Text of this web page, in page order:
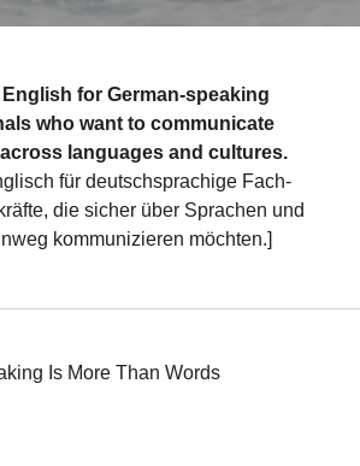
for German-speaking
who want to communicate
languages and cultures.
für deutschsprachige Fach-
die sicher über Sprachen und
kommunizieren möchten.]
Is More Than Words